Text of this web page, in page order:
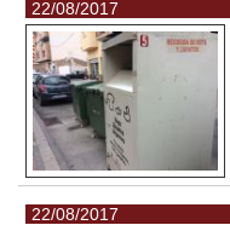
22/08/2017
22/08/2017